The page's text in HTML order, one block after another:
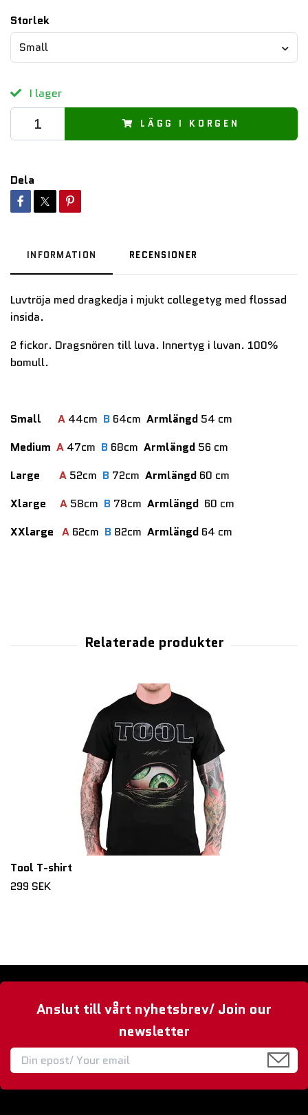
Storlek
Small
I lager
LÄGG I KORGEN
Dela
INFORMATION RECENSIONER
Luvtröja med dragkedja i mjukt collegetyg med flossad
insida.
2 fickor. Dragsnören till luva. Innertyg i luvan. 100%
bomull.
Small A 44cm B 64cm Armlängd 54 cm
Medium A 47cm B 68cm Armlängd 56 cm
Large
A 52cm B 72cm Armlängd 60 cm
Xlarge
A 58cm B 78cm Armlängd 60 cm
XXlarge A 62cm B 82cm Armlängd 64 cm
Tool T-shirt
299 SEK
Anslut till vårt nyhetsbrev/ Join our
newsletter